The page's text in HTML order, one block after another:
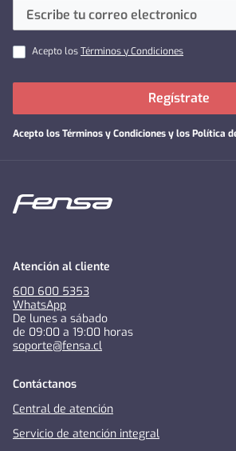
Acepto losTérminos y Condiciones
Acepto losTérminos y Condiciones y los Política
Regístrate
Atención al cliente
600 600 5353
WhatsApp
De lunes a sábado
de 09:00 a 19:00 horas
soporte@fensa.cl
Contáctanos
Central de atención
Servicio de atención integral